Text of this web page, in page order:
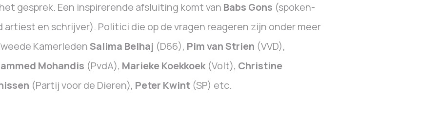
gesprek. Een inspirerende afsluiting komt van Babs Gons (spoken-
artiest en schrijver). Politici die op de vragen reageren zijn onder meer
KamerledenSalima Belhaj (D66), Pim van Strien (VVD),
Mohandis (PvdA), Marieke Koekkoek(Volt), Christine
(Partij voor de Dieren), Peter Kwint (SP) etc.